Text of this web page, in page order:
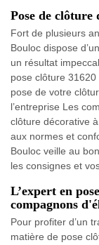
Pose de clôture
Fort de plusieurs
Bouloc dispose
un résultat
pose clôture
pose de votre
l’entreprise Les
clôture décorative
aux normes et
Bouloc veille au
les consignes et
L’expert en
compagnons
Pour profiter d’un
matière de pose